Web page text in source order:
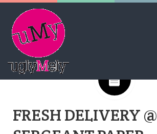
AIRTRAINERPEDIA
STREET ART
Google+
FRESH DELIVERY @